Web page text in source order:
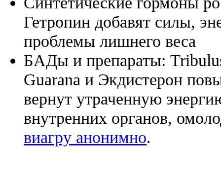
Гетропин добавят силы,
проблемы лишнего веса
БАДы и препараты:
Guarana и Экдистерон
вернут утраченную
внутренних органов,
виагру анонимно.